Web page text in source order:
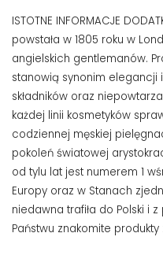
ISTOTNE INFORMACJE
powstała w 1805 roku w
angielskich gentlemanów.
stanowią synonim elegancji
składników oraz
każdej linii kosmetyków
codziennej męskiej
pokoleń światowej
od tylu lat jest numerem 1
Europy oraz w Stanach
niedawna trafiła do Polski i
Państwu znakomite